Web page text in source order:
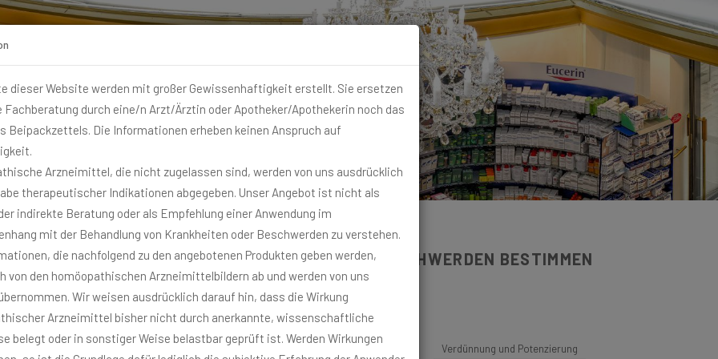
KOSMETIKSTUDIO KONTAKT BESCHWERDEN BESTIMMEN
Medizin Homöopathie Schüßler-Salze Bach-Blüten
Einnahmeempfehlung Wirkungsweise Wissenswertes Verdünnung und Potenzierung
dieser Website werden mit großer Gewissenhaftigkeit erstellt. Sie ersetzen
Fachberatung durch eine/n Arzt/Ärztin oder Apotheker/Apothekerin noch das
Beipackzettels. Die Informationen erheben keinen Anspruch auf
Arzneimittel, die nicht zugelassen sind, werden von uns ausdrücklich
therapeutischer Indikationen abgegeben. Unser Angebot ist nicht als
indirekte Beratung oder als Empfehlung einer Anwendung im
mit der Behandlung von Krankheiten oder Beschwerden zu verstehen.
die nachfolgend zu den angebotenen Produkten geben werden,
von den homöopathischen Arzneimittelbildern ab und werden von uns
Wir weisen ausdrücklich darauf hin, dass die Wirkung
Arzneimittel bisher nicht durch anerkannte, wissenschaftliche
belegt oder in sonstiger Weise belastbar geprüft ist. Werden Wirkungen